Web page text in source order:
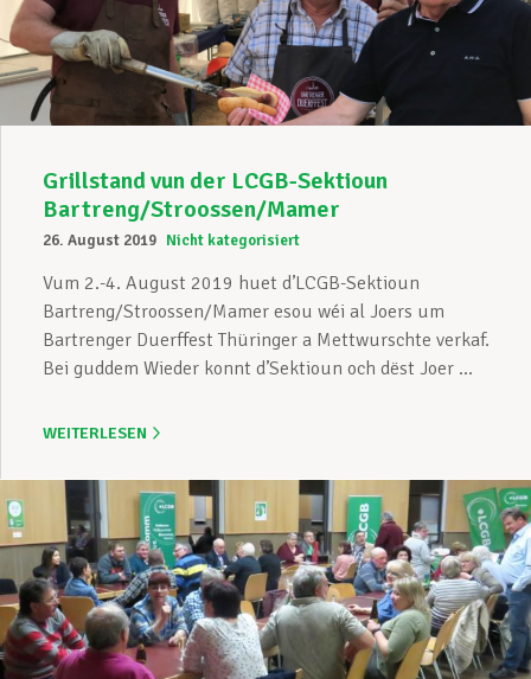
Grillstand vun der LCGB-Sektioun
Bartreng/Stroossen/Mamer
26. August 2019 Nicht kategorisiert
Vum 2.-4. August 2019 huet d’LCGB-Sektioun
Bartreng/Stroossen/Mamer esou wéi al Joers um
Bartrenger Duerffest Thüringer a Mettwurschte verkaf.
Bei guddem Wieder konnt d’Sektioun och dëst Joer ...
WEITERLESEN